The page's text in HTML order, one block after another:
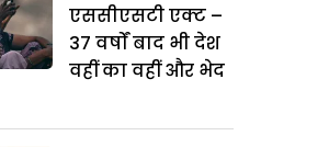
एससीएसटी एक्ट –
37 वर्षों बाद भी देश
वहीं का वहीं और भेद